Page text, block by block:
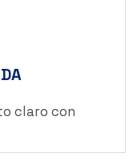
claro con